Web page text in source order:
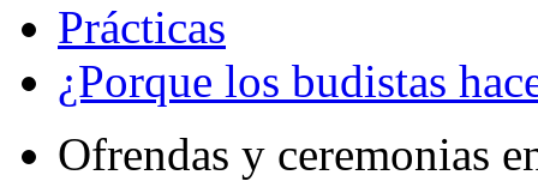
Prácticas
¿Porque los budistas
Ofrendas y ceremonias